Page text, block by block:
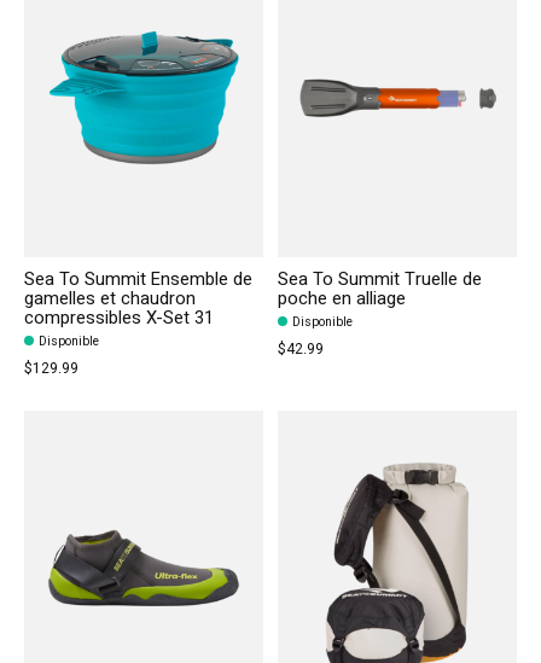
Sea To Summit Ensemble de
gamelles et chaudron
compressibles X-Set 31
Disponible
$129.99
Sea To Summit Truelle de
poche en alliage
Disponible
$42.99